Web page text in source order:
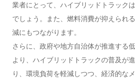
業者にとって、ハイブリッドトラック
でしょう。また、燃料消費が抑えられ
減にもつながります。
さらに、政府や地方自治体が推進する
より、ハイブリッドトラックの普及が
り、環境負荷を軽減しつつ、経済的な